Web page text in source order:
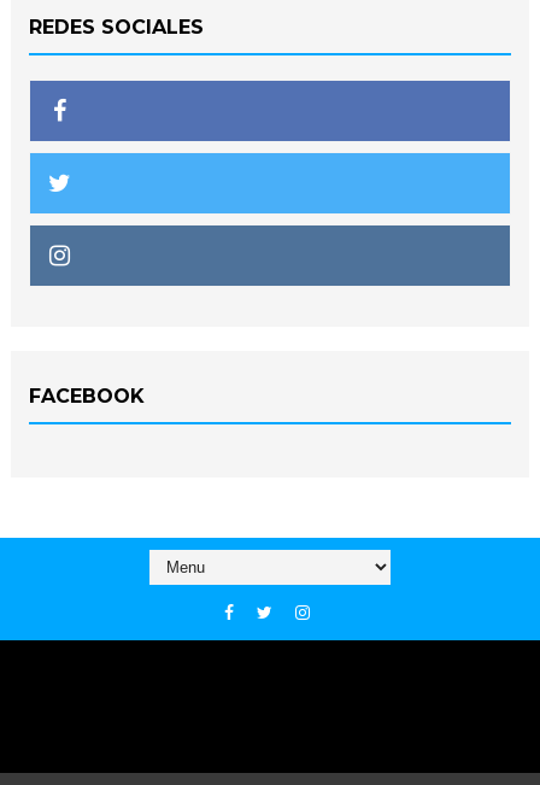
REDES SOCIALES
FACEBOOK